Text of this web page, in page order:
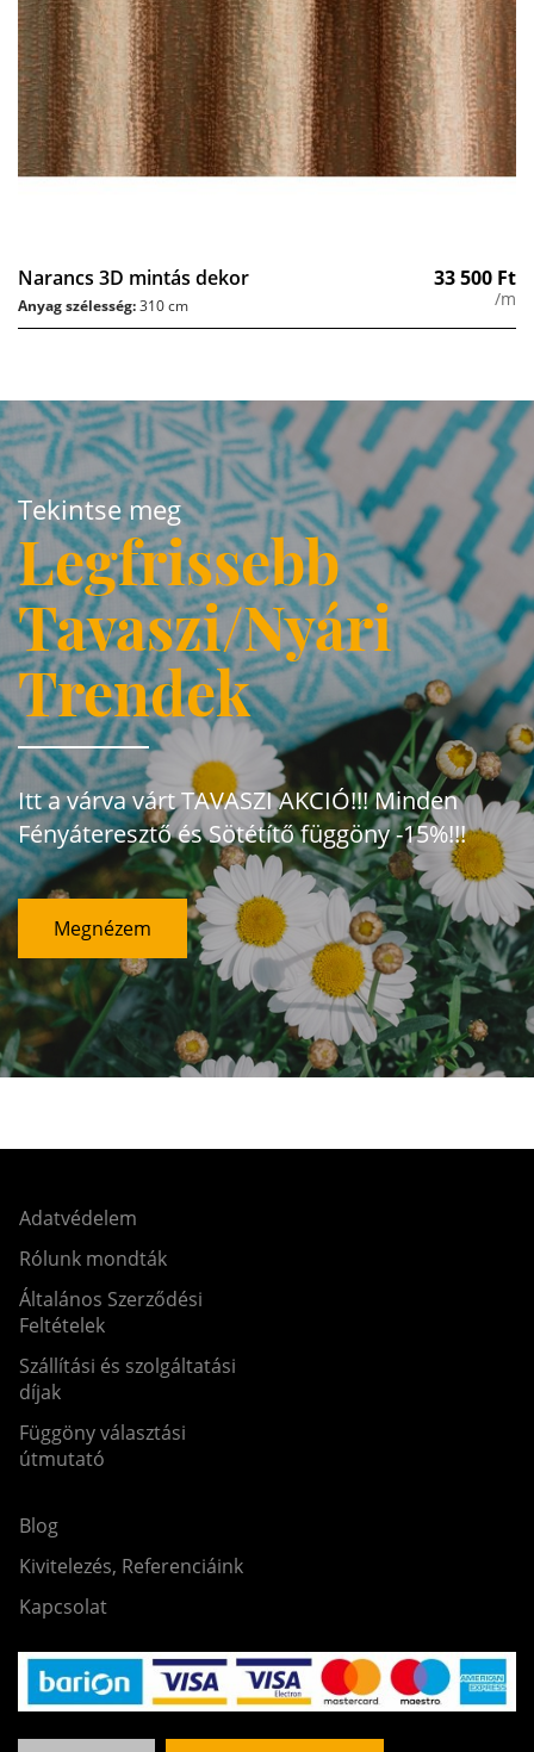
Narancs 3D mintás dekor 33 500 Ft
/m
Anyag szélesség:310 cm
Tekintse meg
Legfrissebb
Tavaszi/Nyári
Trendek
Itt a várva várt TAVASZI AKCIÓ!!! Minden
Fényáteresztő és Sötétítő függöny -15%!!!
Megnézem
Adatvédelem
Rólunk mondták
Általános Szerződési
Feltételek
Szállítási és szolgáltatási
díjak
Függöny választási
útmutató
Blog
Kivitelezés, Referenciáink
Kapcsolat